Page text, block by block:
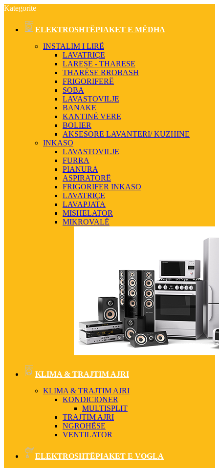
Kategorite
ELEKTROSHTËPIAKET E MËDHA
INSTALIM I LIRË
LAVATRIÇE
LARESE - THARESE
THARËSE RROBASH
FRIGORIFERË
SOBA
LAVASTOVILJE
BANAKE
KANTINË VERE
BOLIER
AKSESORE LAVANTERI/ KUZHINE
INKASO
LAVASTOVILJE
FURRA
PIANURA
ASPIRATORË
FRIGORIFER INKASO
LAVATRIÇE
LAVAPJATA
MISHELATOR
MIKROVALË
KLIMA & TRAJTIM AJRI
KLIMA & TRAJTIM AJRI
KONDICIONER
MULTISPLIT
TRAJTIM AJRI
NGROHËSE
VENTILATOR
ELEKTROSHTËPIAKET E VOGLA